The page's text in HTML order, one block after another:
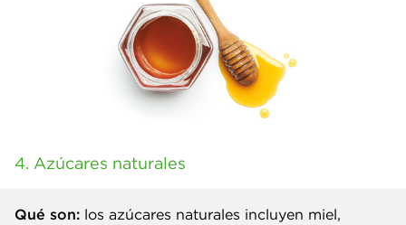
4. Azúcares naturales
Qué son: los azúcares naturales incluyen miel,